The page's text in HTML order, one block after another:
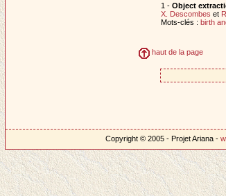
1 - Object
X. Descombes et
Mots-clés : birth
haut de la page
Copyright © 2005 - Projet Ariana -